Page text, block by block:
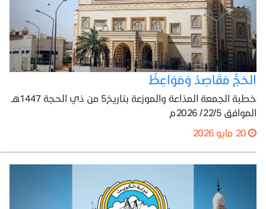
الحَجُّ مَقَاصِدُ وَمَوَاعِظُ
خطبة الجمعة المذاعة والموزعة بتاريخ5 من ذي الحجة 1447هـ
الموافق 22/5/ 2026م